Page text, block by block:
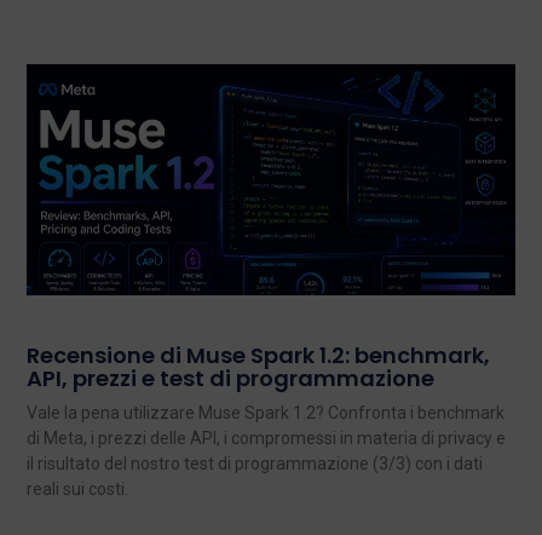
Recensione di Muse Spark 1.2: benchmark,
API, prezzi e test di programmazione
Vale la pena utilizzare Muse Spark 1.2? Confronta i benchmark
di Meta, i prezzi delle API, i compromessi in materia di privacy e
il risultato del nostro test di programmazione (3/3) con i dati
reali sui costi.